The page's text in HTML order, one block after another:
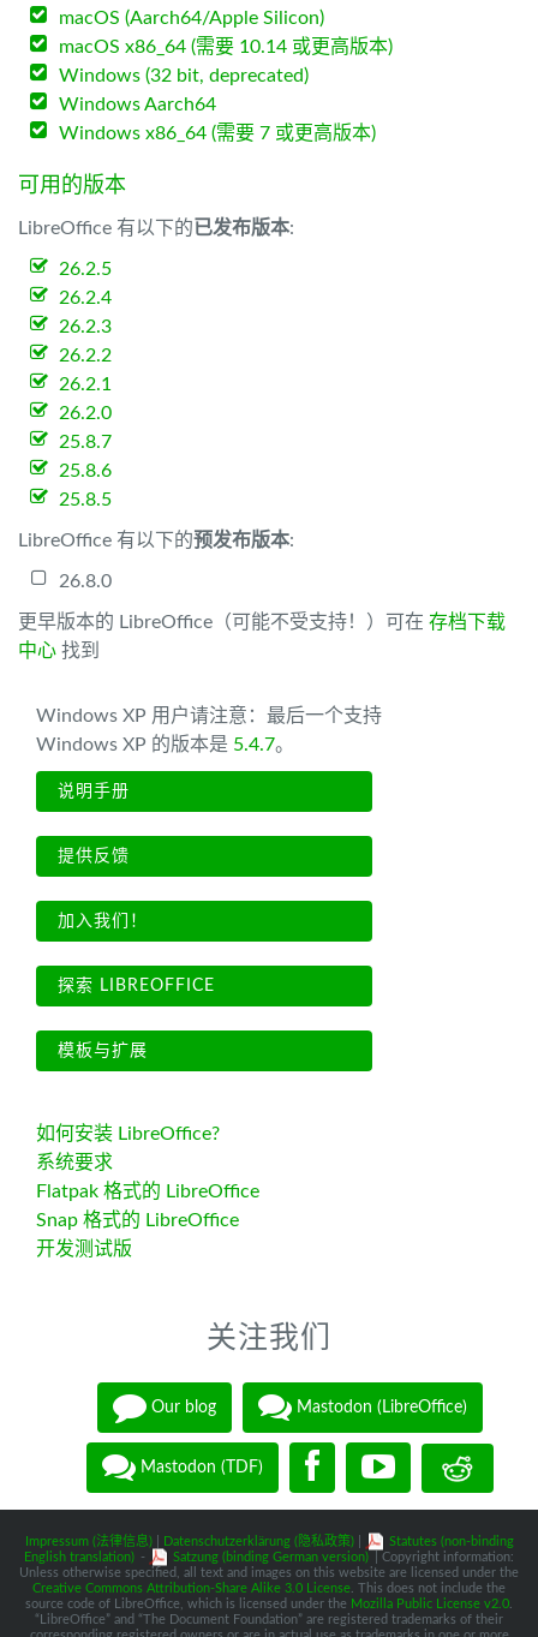
macOS (Aarch64/Apple Silicon)
macOS x86_64 (需要 10.14 或更高版本)
Windows (32 bit, deprecated)
Windows Aarch64
Windows x86_64 (需要 7 或更高版本)
可用的版本
LibreOffice 有以下的已发布版本:
26.2.5
26.2.4
26.2.3
26.2.2
26.2.1
26.2.0
25.8.7
25.8.6
25.8.5
LibreOffice 有以下的预发布版本:
26.8.0
更早版本的 LibreOffice（可能不受支持！）可在 存档下载
中心 找到
Windows XP 用户请注意：最后一个支持
Windows XP 的版本是 5.4.7。
说明手册
提供反馈
加入我们！
探索 LIBREOFFICE
模板与扩展
如何安装 LibreOffice?
系统要求
Flatpak 格式的 LibreOffice
Snap 格式的 LibreOffice
开发测试版
关注我们
Our blog Mastodon (LibreOffice)
Mastodon (TDF)
Impressum (法律信息)| Datenschutzerklärung (隐私政策)|
Statutes (non-binding
English translation) - Satzung (binding German version)
| Copyright information:
Unless otherwise specified, all text and images on this website are licensed under the
Creative Commons Attribution-Share Alike 3.0 License . This does not include the
source code of LibreOffice, which is licensed under the Mozilla Public License v2.0
“LibreOffice” and “The Document Foundation” are registered trademarks of their